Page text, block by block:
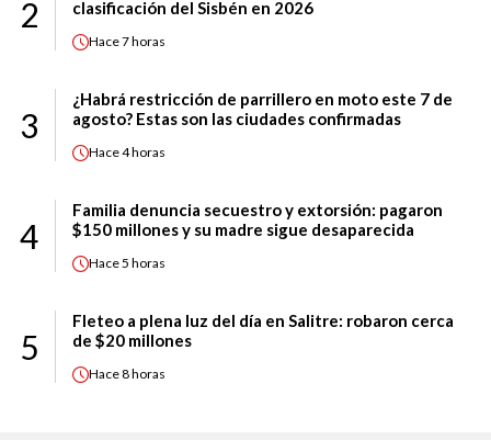
2
clasificación del Sisbén en 2026
Hace7 horas
3
¿Habrá restricción de parrillero en moto este 7 de
agosto? Estas son las ciudades confirmadas
Hace4 horas
4
Familia denuncia secuestro y extorsión: pagaron
$150 millones y su madre sigue desaparecida
Hace5 horas
5
Fleteo a plena luz del día en Salitre: robaron cerca
de $20 millones
Hace8 horas